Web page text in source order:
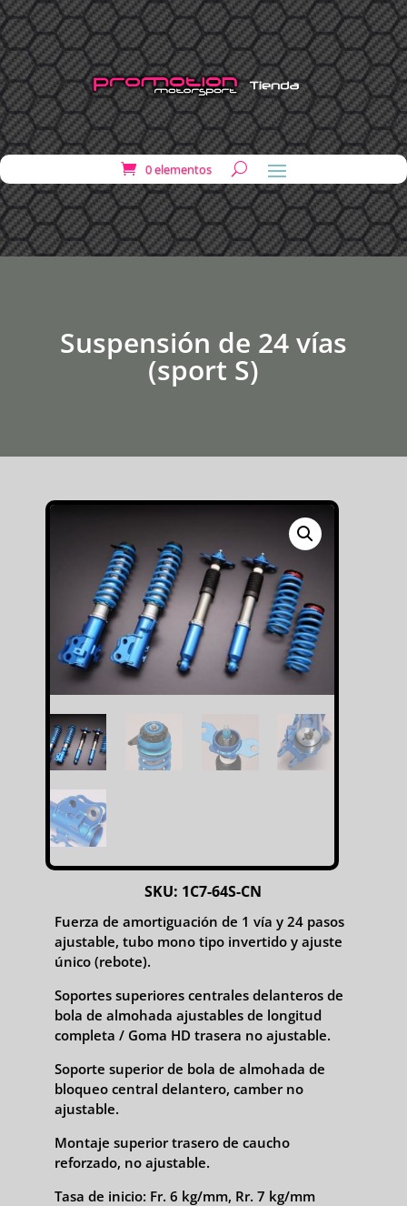
0 elementos
Suspensión de 24 vías
(sport S)
SKU: 1C7-64S-CN
Fuerza de amortiguación de 1 vía y 24 pasos
ajustable, tubo mono tipo invertido y ajuste
único (rebote).
Soportes superiores centrales delanteros de
bola de almohada ajustables de longitud
completa / Goma HD trasera no ajustable.
Soporte superior de bola de almohada de
bloqueo central delantero, camber no
ajustable.
Montaje superior trasero de caucho
reforzado, no ajustable.
Tasa de inicio: Fr. 6 kg/mm, Rr. 7 kg/mm